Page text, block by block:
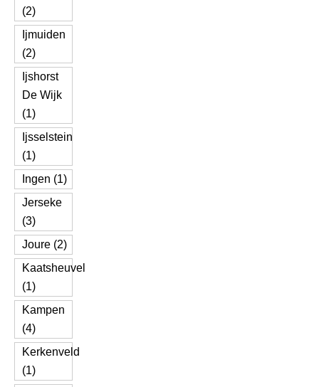
(2)
Ijmuiden
(2)
Ijshorst
De Wijk
(1)
Ijsselstein
(1)
Ingen (1)
Jerseke
(3)
Joure (2)
Kaatsheuvel
(1)
Kampen
(4)
Kerkenveld
(1)